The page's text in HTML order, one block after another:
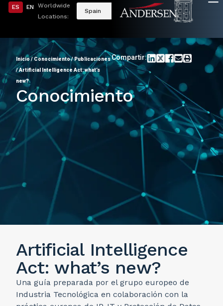
ES EN
Worldwide
Locations:
Spain
Inicio/ Conocimiento/Publicaciones
/Artificial Intelligence Act: what’s
new?
Compartir:
Conocimiento
Artificial Intelligence
Act: what’s new?
Una guía preparada por el grupo europeo de
Industria Tecnológica en colaboración con la